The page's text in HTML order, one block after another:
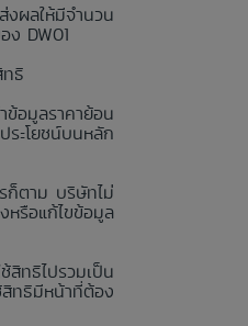
ผลให้มีจำนวน
ง DW01
ธิ
อมูลราคาย้อน
ะโยชน์บนหลัก
ก็ตาม บริษัทไม่
รือแก้ไขข้อมูล
ทธิไปรวมเป็น
ทธิมีหน้าที่ต้อง